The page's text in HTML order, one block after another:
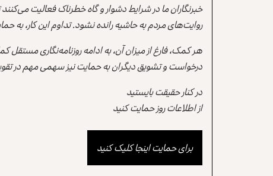
خبرنگاران ما در شرایط دشوار و گاه خطرناک فعالیت
روایت‌های مردم به حاشیه رانده نشود. تداوم این کار،
هر کمک، فارغ از میزان آن، به ادامه روزنامه‌نگاری
درخواست و تشویق دیگران به حمایت نیز سهمی مهم در
در کنار حقیقت بایستید
از اطلاعات روز حمایت کنید
برای حمایت اینجا کلیک کنید